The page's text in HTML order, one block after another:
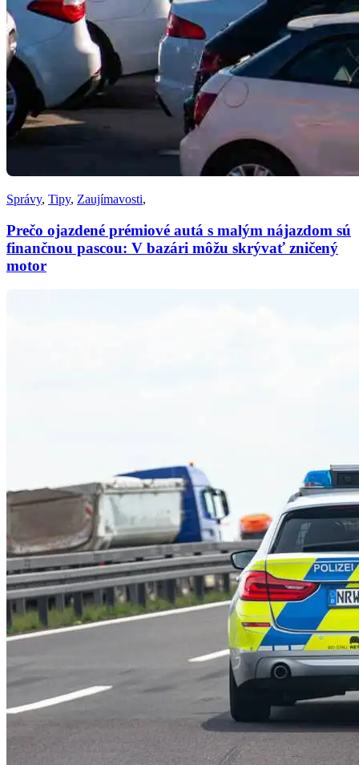
Správy, Tipy, Zaujímavosti,
Prečo ojazdené prémiové autá s malým nájazdom sú
finančnou pascou: V bazári môžu skrývať zničený
motor